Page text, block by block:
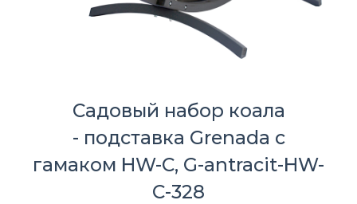
Садовый набор коала
- подставка Grenada с
гамаком HW-C, G-antracit-HW-
C-328